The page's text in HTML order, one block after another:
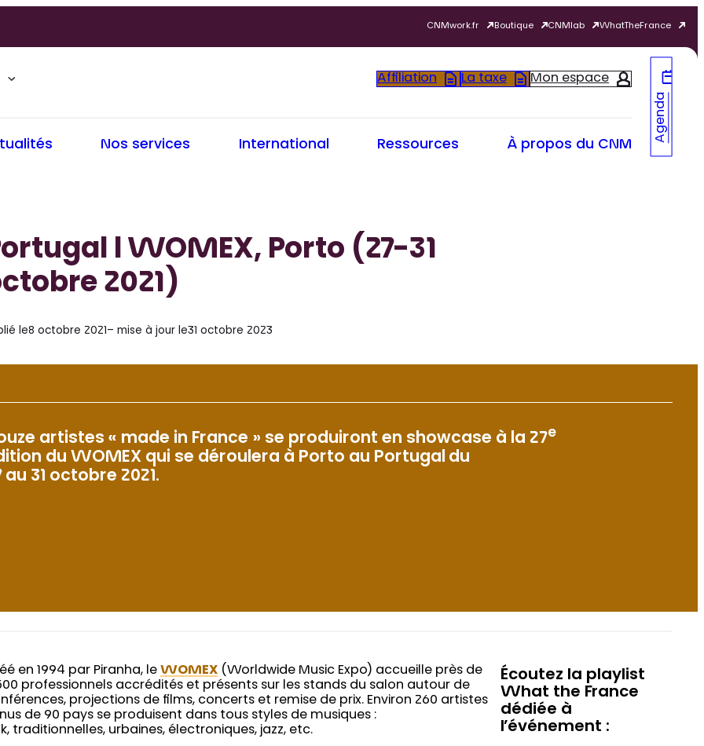
CNMwork.fr Boutique CNMlab WhatTheFrance
Affiliation La taxe Mon espace
Nos services International Ressources À propos du CNM
Agenda
l WOMEX, Porto (27-31
2021)
le8 octobre 2021 – mise à jour le31 octobre 2023
artistes « made in France » se produiront en showcase à la 27e
du WOMEX qui se déroulera à Porto au Portugal du
au 31 octobre 2021.
en 1994 par Piranha, leWOMEX (Worldwide Music Expo) accueille près de
professionnels accrédités et présents sur les stands du salon autour de
projections de films, concerts et remise de prix. Environ 260 artistes
de 90 pays se produisent dans tous styles de musiques :
traditionnelles, urbaines, électroniques, jazz, etc.
Écoutez la playlist
What the France
dédiée à
l’événement :